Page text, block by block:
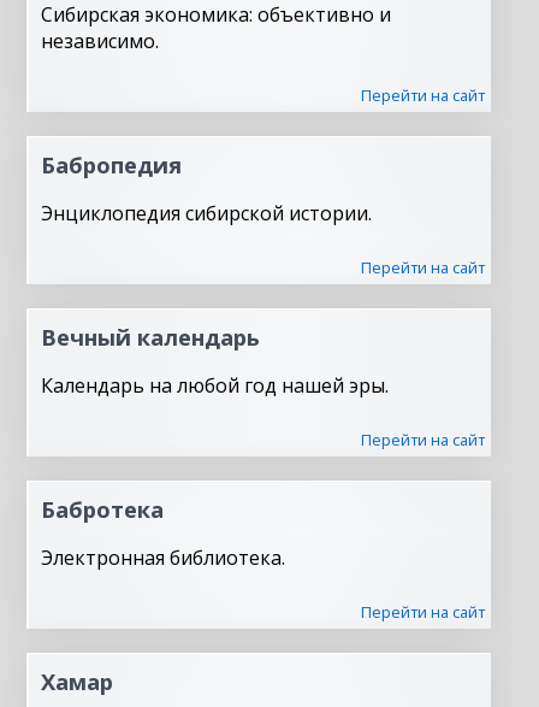
Сибирская экономика: объективно и
независимо.
Перейти на сайт
Бабропедия
Энциклопедия сибирской истории.
Перейти на сайт
Вечный календарь
Календарь на любой год нашей эры.
Перейти на сайт
Бабротека
Электронная библиотека.
Перейти на сайт
Хамар